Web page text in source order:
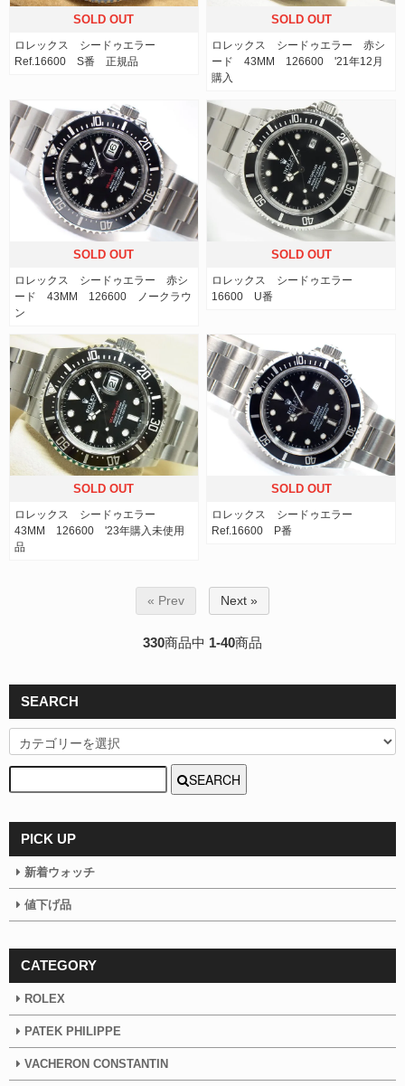
SOLD OUT
ロレックス シードゥエラー
Ref.16600 S番 正規品
SOLD OUT
ロレックス シードゥエラー 赤シ
ード 43MM 126600 '21年12月
購入
SOLD OUT
ロレックス シードゥエラー 赤シ
ード 43MM 126600 ノークラウ
ン
SOLD OUT
ロレックス シードゥエラー
16600 U番
SOLD OUT
ロレックス シードゥエラー
43MM 126600 '23年購入未使用
品
SOLD OUT
ロレックス シードゥエラー
Ref.16600 P番
« Prev Next »
330商品中 1-40商品
SEARCH
SEARCH
PICK UP
新着ウォッチ
値下げ品
CATEGORY
ROLEX
PATEK PHILIPPE
VACHERON CONSTANTIN